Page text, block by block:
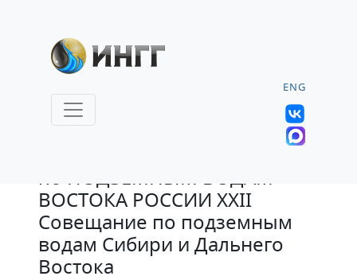
ENG
Всероссийское совещание
по ПОДЗЕМНЫМ ВОДАМ
ВОСТОКА РОССИИ XXII
Совещание по подземным
водам Сибири и Дальнего
Востока